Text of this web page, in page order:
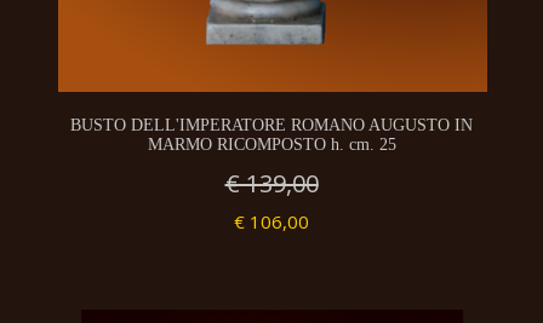
BUSTO DELL'IMPERATORE ROMANO AUGUSTO IN
MARMO RICOMPOSTO h. cm. 25
€ 139,00
€ 106,00